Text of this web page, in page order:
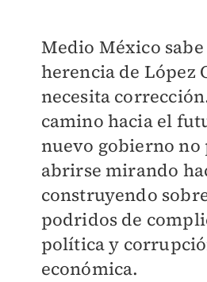
Medio México
herencia de López
necesita
camino hacia el
nuevo gobierno no
abrirse mirando
construyendo
podridos de
política y
económica.